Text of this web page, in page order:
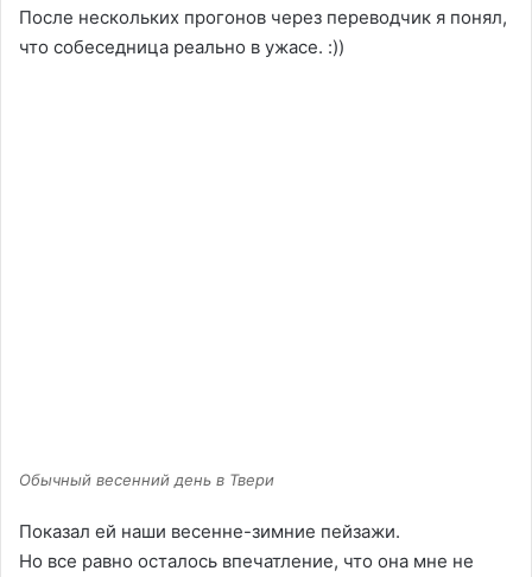
После нескольких прогонов через переводчик я понял,
что собеседница реально в ужасе. :))
Обычный весенний день в Твери
Показал ей наши весенне-зимние пейзажи.
Но все равно осталось впечатление, что она мне не